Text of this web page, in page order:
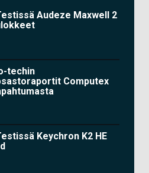
Audeze Maxwell 2
techin
Computex
Keychron K2 HE